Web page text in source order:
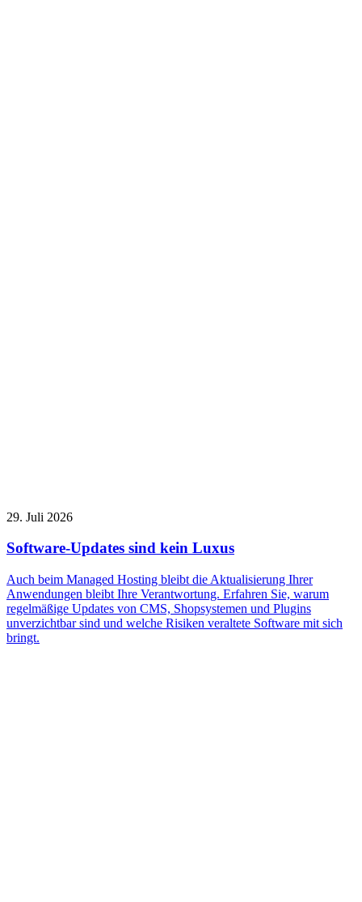
29. Juli 2026
Software-Updates sind kein Luxus
Auch beim Managed Hosting bleibt die Aktualisierung Ihrer
Anwendungen bleibt Ihre Verantwortung. Erfahren Sie, warum
regelmäßige Updates von CMS, Shopsystemen und Plugins
unverzichtbar sind und welche Risiken veraltete Software mit sich
bringt.